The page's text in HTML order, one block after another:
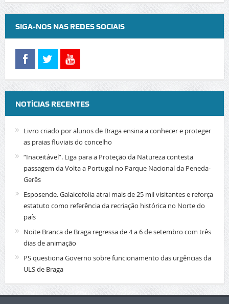
SIGA-NOS NAS REDES SOCIAIS
NOTÍCIAS RECENTES
Livro criado por alunos de Braga ensina a conhecer e proteger
as praias fluviais do concelho
“Inaceitável”. Liga para a Proteção da Natureza contesta
passagem da Volta a Portugal no Parque Nacional da Peneda-
Gerês
Esposende. Galaicofolia atrai mais de 25 mil visitantes e reforça
estatuto como referência da recriação histórica no Norte do
país
Noite Branca de Braga regressa de 4 a 6 de setembro com três
dias de animação
PS questiona Governo sobre funcionamento das urgências da
ULS de Braga